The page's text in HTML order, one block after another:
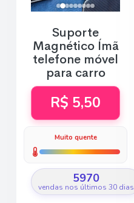
Suporte
Magnético Ímã
telefone móvel
para carro
R$ 5,50
Muito quente
5970
vendas nos últimos 30 dias